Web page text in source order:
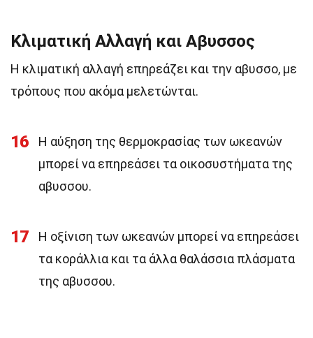
Κλιματική Αλλαγή και Αβυσσος
Η κλιματική αλλαγή επηρεάζει και την αβυσσο, με
τρόπους που ακόμα μελετώνται.
16
Η αύξηση της θερμοκρασίας των ωκεανών
μπορεί να επηρεάσει τα οικοσυστήματα της
αβυσσου.
17
Η οξίνιση των ωκεανών μπορεί να επηρεάσει
τα κοράλλια και τα άλλα θαλάσσια πλάσματα
της αβυσσου.